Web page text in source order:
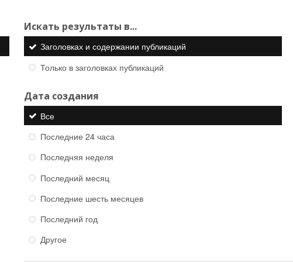
Искать результаты в...
Заголовках и содержании публикаций
Только в заголовках публикаций
Дата создания
Все
Последние 24 часа
Последняя неделя
Последний месяц
Последние шесть месяцев
Последний год
Другое